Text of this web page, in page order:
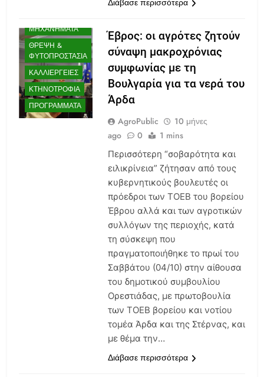
ΜΗΧΑΝΉΜΑΤΑ
ΘΡΕΨΗ &
ΦΥΤΟΠΡΟΣΤΑΣΊΑ
ΚΑΛΛΙΈΡΓΕΙΕΣ
ΚΤΗΝΟΤΡΟΦΊΑ
ΠΡΟΓΡΆΜΜΑΤΑ
Έβρος: οι αγρότες ζητούν
σύναψη μακροχρόνιας
συμφωνίας με τη
Βουλγαρία για τα νερά του
Άρδα
AgroPublic
10 μήνες
ago
0 1 mins
Περισσότερη “σοβαρότητα και
ειλικρίνεια” ζήτησαν από τους
κυβερνητικούς βουλευτές οι
πρόεδροι των ΤΟΕΒ του βορείου
Έβρου αλλά και των αγροτικών
συλλόγων της περιοχής, κατά
τη σύσκεψη που
πραγματοποιήθηκε το πρωί του
Σαββάτου (04/10) στην αίθουσα
του δημοτικού συμβουλίου
Ορεστιάδας, με πρωτοβουλία
των ΤΟΕΒ βορείου και νοτίου
τομέα Άρδα και της Στέρνας, και
με θέμα την…
Διάβασε περισσότερα